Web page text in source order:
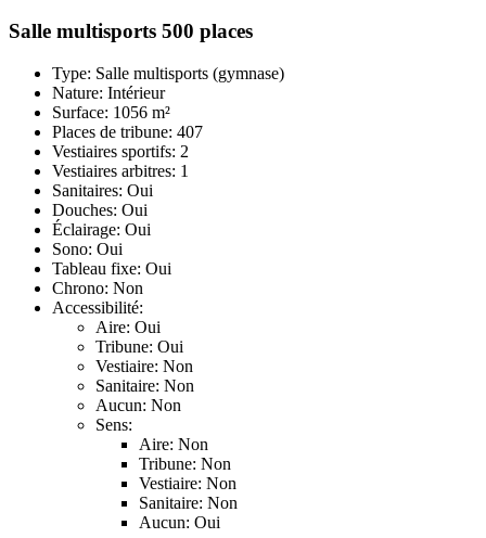
Salle multisports 500 places
Type: Salle multisports (gymnase)
Nature: Intérieur
Surface: 1056 m²
Places de tribune: 407
Vestiaires sportifs: 2
Vestiaires arbitres: 1
Sanitaires: Oui
Douches: Oui
Éclairage: Oui
Sono: Oui
Tableau fixe: Oui
Chrono: Non
Accessibilité:
Aire: Oui
Tribune: Oui
Vestiaire: Non
Sanitaire: Non
Aucun: Non
Sens:
Aire: Non
Tribune: Non
Vestiaire: Non
Sanitaire: Non
Aucun: Oui